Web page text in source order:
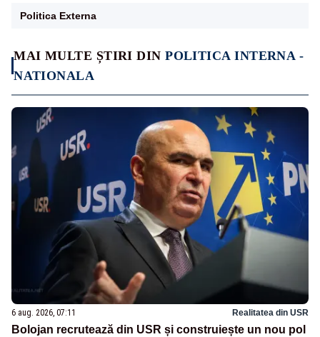
MAI MULTE ȘTIRI DINPOLITICA INTERNA -
NATIONALA
6 aug. 2026, 07:11 Realitatea din USR
Bolojan recrutează din USR și construiește un nou pol
Politica Externa